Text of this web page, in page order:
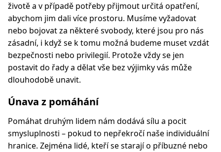
životě a v případě potřeby přijmout určitá opatření,
abychom jim dali více prostoru. Musíme vyžadovat
nebo bojovat za některé svobody, které jsou pro nás
zásadní, i když se k tomu možná budeme muset vzdát
bezpečnosti nebo privilegií. Protože vždy se jen
postavit do řady a dělat vše bez výjimky vás může
dlouhodobě unavit.
Únava z pomáhání
Pomáhat druhým lidem nám dodává sílu a pocit
smysluplnosti – pokud to nepřekročí naše individuální
hranice. Zejména lidé, kteří se starají o příbuzné nebo